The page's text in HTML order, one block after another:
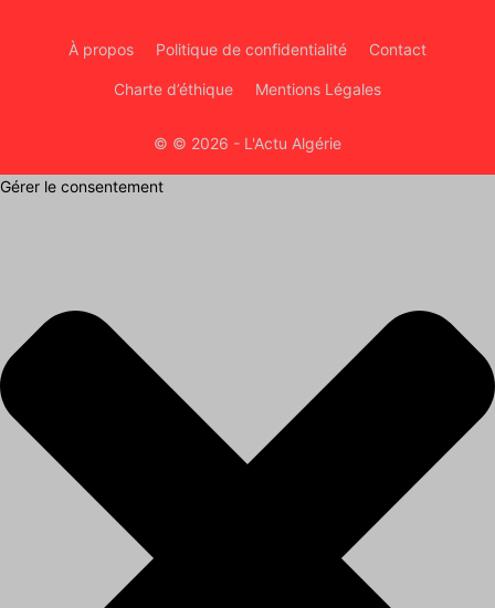
À propos Politique de confidentialité Contact
Charte d’éthique Mentions Légales
© © 2026 - L'Actu Algérie
Gérer le consentement